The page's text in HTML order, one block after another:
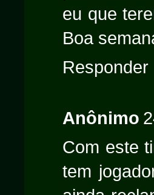
eu que
Boa
Responder
Anônimo
Com este
tem